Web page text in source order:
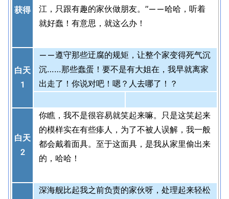
获得
江，只跟有趣的家伙做朋友。”——哈哈，听着
就好蠢！有意思，就这么办！
白天
1
——遵守那些迂腐的规矩，让整个家变得死气沉
沉……那些蠢蛋！要不是有大姐在，我早就离家
出走了！你说对吧！嗯？人去哪了！？
白天
2
你瞧，我不是很容易就笑起来嘛。只是这笑起来
的模样实在有些瘆人，为了不被人误解，我一般
都会戴着面具。至于这面具，是我从家里偷出来
的，哈哈！
深海舰比起我之前负责的家伙呀，处理起来轻松